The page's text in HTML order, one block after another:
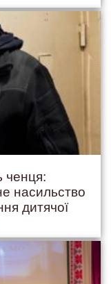
ченця:
насильство
дитячої